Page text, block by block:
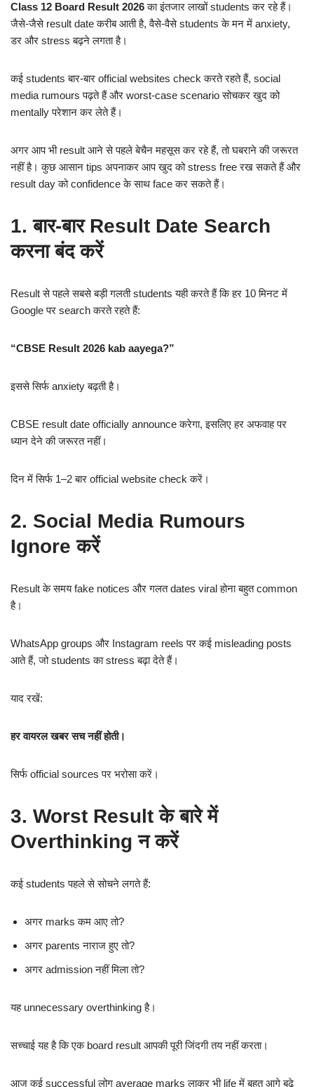
Class 12 Board Result 2026का इंतजार लाखों students कर रहे हैं।
जैसे-जैसे result date करीब आती है, वैसे-वैसे students के मन में anxiety,
डर और stress बढ़ने लगता है।
कई students बार-बार official websites check करते रहते हैं, social
media rumours पढ़ते हैं और worst-case scenario सोचकर खुद को
mentally परेशान कर लेते हैं।
अगर आप भी result आने से पहले बेचैन महसूस कर रहे हैं, तो घबराने की जरूरत
नहीं है। कुछ आसान tips अपनाकर आप खुद को stress free रख सकते हैं और
result day को confidence के साथ face कर सकते हैं।
1. बार-बार Result Date Search
करना बंद करें
Result से पहले सबसे बड़ी गलती students यही करते हैं कि हर 10 मिनट में
Google पर search करते रहते हैं:
“CBSE Result 2026 kab aayega?”
इससे सिर्फ anxiety बढ़ती है।
CBSE result date officially announce करेगा, इसलिए हर अफवाह पर
ध्यान देने की जरूरत नहीं।
दिन में सिर्फ 1–2 बार official website check करें।
2. Social Media Rumours
Ignore करें
Result के समय fake notices और गलत dates viral होना बहुत common
है।
WhatsApp groups और Instagram reels पर कई misleading posts
आते हैं, जो students का stress बढ़ा देते हैं।
याद रखें:
हर वायरल खबर सच नहीं होती।
सिर्फ official sources पर भरोसा करें।
3. Worst Result के बारे में
Overthinking न करें
कई students पहले से सोचने लगते हैं:
अगर marks कम आए तो?
अगर parents नाराज हुए तो?
अगर admission नहीं मिला तो?
यह unnecessary overthinking है।
सच्चाई यह है कि एक board result आपकी पूरी जिंदगी तय नहीं करता।
आज कई successful लोग average marks लाकर भी life में बहुत आगे बढ़े